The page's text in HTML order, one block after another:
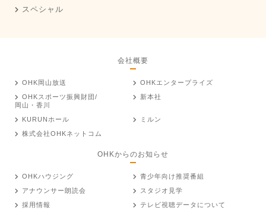
スペシャル
会社概要
OHK岡山放送
OHKエンタープライズ
OHKスポーツ振興財団/
岡山・香川
新本社
KURUNホール
ミルン
株式会社OHKネットコム
OHKからのお知らせ
OHKハウジング
青少年向け推奨番組
アナウンサー朗読会
スタジオ見学
採用情報
テレビ視聴データについて